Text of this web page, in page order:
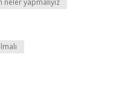
yapmalıyız